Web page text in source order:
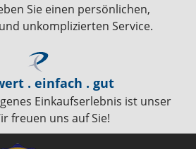
Sie einen persönlichen,
unkomplizierten Service.
. einfach . gut
Einkaufserlebnis ist unser
freuen uns auf Sie!